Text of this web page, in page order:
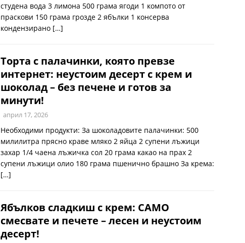
студена вода 3 лимона 500 грама ягоди 1 компото от
праскови 150 грама грозде 2 ябълки 1 консерва
кондензирано […]
Торта с палачинки, която превзе
интернет: неустоим десерт с крем и
шоколад – без печене и готов за
минути!
април 17, 2026
Необходими продукти: За шоколадовите палачинки: 500
милилитра прясно краве мляко 2 яйца 2 супени лъжици
захар 1/4 чаена лъжичка сол 20 грама какао на прах 2
супени лъжици олио 180 грама пшенично брашно За крема:
[…]
Ябълков сладкиш с крем: САМО
смесвате и печете – лесен и неустоим
десерт!